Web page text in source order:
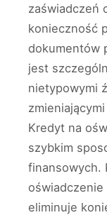
zaświadczeń
konieczność
dokumentów
jest
nietypowymi
Kredyt na
szybkim
finansowych.
eliminuje